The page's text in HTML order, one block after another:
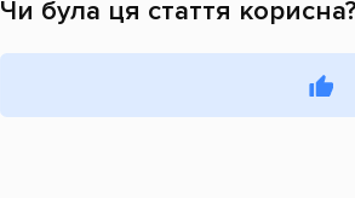
Чи була ця стаття корисна?